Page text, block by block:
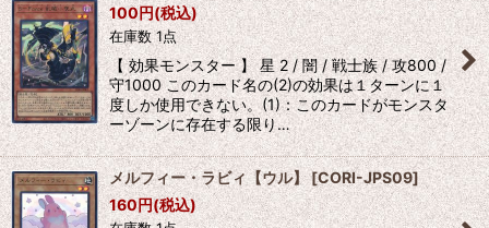
100円(税込)
在庫数 1点
【 効果モンスター 】 星 2 / 闇 / 戦士族 / 攻800 /
守1000 このカード名の(2)の効果は１ターンに１
度しか使用できない。(1)：このカードがモンスタ
ーゾーンに存在する限り…
メルフィー・ラビィ【ウル】[CORI-JPS09]
160円(税込)